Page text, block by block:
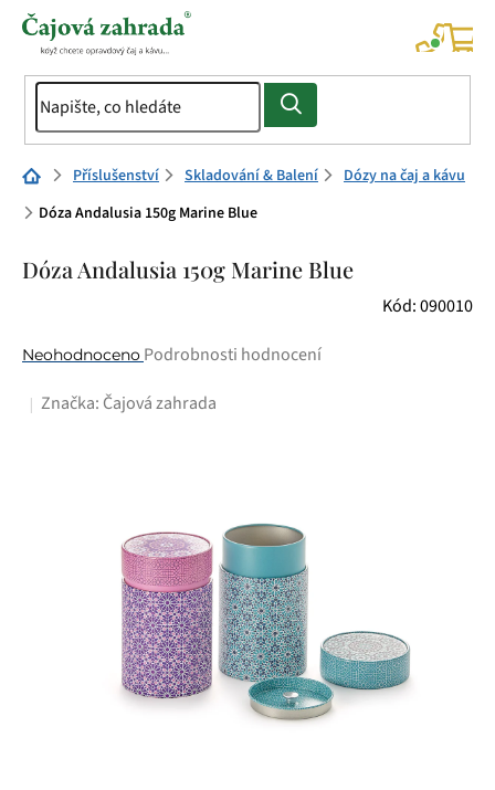
Přejít
Domů Příslušenství Skladování & Balení
Dózy na čaj a kávu
Dóza Andalusia 150g Marine Blue
Dóza Andalusia 150g Marine Blue
Kód:090010
Průměrné
produktu
Neohodnoceno Podrobnosti hodnocení
Značka: Čajová zahrada